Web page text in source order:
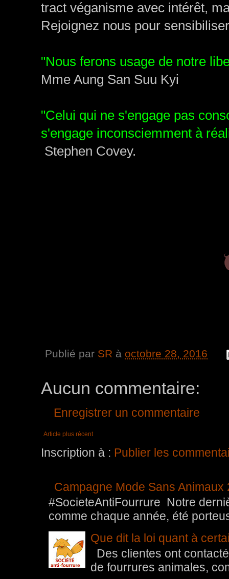
tract véganisme avec intérêt,
Rejoignez nous pour
"Nous ferons usage de notre
Mme Aung San Suu Kyi
"Celui qui ne s'engage pas
s'engage inconsciemment à
Stephen Covey.
Publié par SR à octobre 28, 2016
Aucun commentaire:
Enregistrer un commentaire
Article plus récent
Inscription à : Publier les
Campagne Mode Sans Animaux
#SocieteAntiFourrure Notre
comme chaque année, été
Que dit la loi quant à
Des clientes ont
de fourrures animales,